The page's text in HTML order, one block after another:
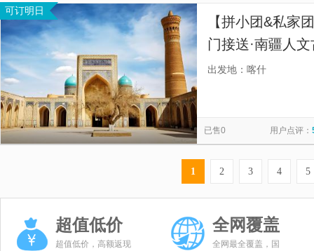
可订明日
【拼小团&私家
门接送·南疆人
拼小团由我社安
出发地：喀什
已售0 用户点评：
1 2 3 4 5
超值低价
超值低价，高额返现
全网覆盖
全网最全覆盖，国